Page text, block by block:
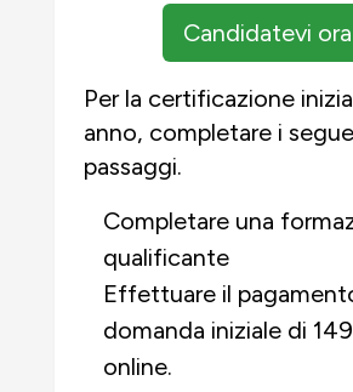
Candidatevi
Per la certificazione
anno, completare i
passaggi.
Completare una
qualificante
Effettuare il
domanda iniziale di
online.